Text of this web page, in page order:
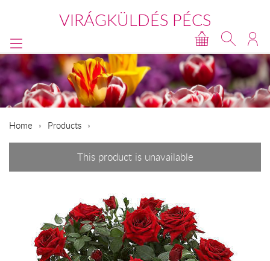
VIRÁGKÜLDÉS PÉCS
Home Products
This product is unavailable